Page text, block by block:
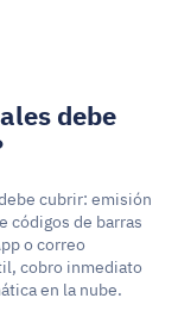
debe
cubrir: emisión
códigos de barras
o correo
cobro inmediato
en la nube.